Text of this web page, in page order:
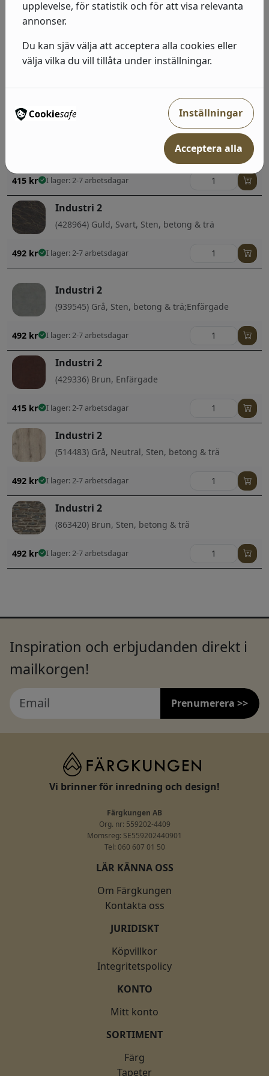
(429275) Blå, Enfärgade
Industri 2
415 kr I lager: 2-7 arbetsdagar
(429299) Grå, Guld, Enfärgade
415 kr I lager: 2-7 arbetsdagar
Industri 2
(428964) Guld, Svart, Sten, betong & trä
492 kr I lager: 2-7 arbetsdagar
Industri 2
(939545) Grå, Sten, betong & trä;Enfärgade
492 kr I lager: 2-7 arbetsdagar
Industri 2
(429336) Brun, Enfärgade
415 kr I lager: 2-7 arbetsdagar
Industri 2
(514483) Grå, Neutral, Sten, betong & trä
492 kr I lager: 2-7 arbetsdagar
Industri 2
(863420) Brun, Sten, betong & trä
492 kr I lager: 2-7 arbetsdagar
Inspiration och erbjudanden direkt i
mailkorgen!
Prenumerera >>
Vi brinner för inredning och design!
Färgkungen AB
Org. nr: 559202-4409
Momsreg: SE559202440901
Tel: 060 607 01 50
LÄR KÄNNA OSS
Om Färgkungen
Kontakta oss
JURIDISKT
Köpvillkor
Integritetspolicy
KONTO
Mitt konto
SORTIMENT
Färg
Tapeter
upplevelse, för statistik och för att visa relevanta
annonser.
Du kan sjäv välja att acceptera alla cookies eller
välja vilka du vill tillåta under inställningar.
Inställningar
Acceptera alla